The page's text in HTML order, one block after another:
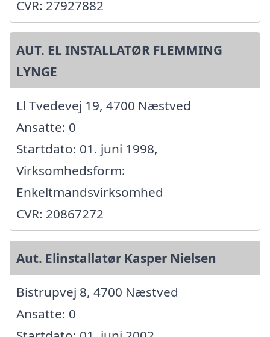
CVR: 27927882
AUT. EL INSTALLATØR FLEMMING
LYNGE
Ll Tvedevej 19, 4700 Næstved
Ansatte: 0
Startdato: 01. juni 1998,
Virksomhedsform:
Enkeltmandsvirksomhed
CVR: 20867272
Aut. Elinstallatør Kasper Nielsen
Bistrupvej 8, 4700 Næstved
Ansatte: 0